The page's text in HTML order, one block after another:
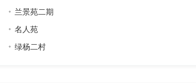
兰景苑二期
名人苑
绿杨二村